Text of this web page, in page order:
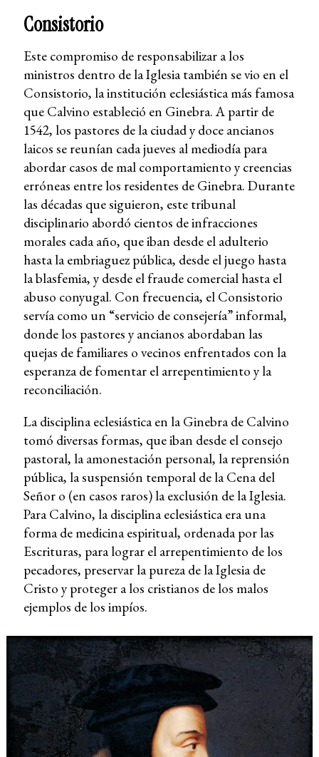
Consistorio
Este compromiso de responsabilizar a los
ministros dentro de la Iglesia también se vio en el
Consistorio, la institución eclesiástica más famosa
que Calvino estableció en Ginebra. A partir de
1542, los pastores de la ciudad y doce ancianos
laicos se reunían cada jueves al mediodía para
abordar casos de mal comportamiento y creencias
erróneas entre los residentes de Ginebra. Durante
las décadas que siguieron, este tribunal
disciplinario abordó cientos de infracciones
morales cada año, que iban desde el adulterio
hasta la embriaguez pública, desde el juego hasta
la blasfemia, y desde el fraude comercial hasta el
abuso conyugal. Con frecuencia, el Consistorio
servía como un “servicio de consejería” informal,
donde los pastores y ancianos abordaban las
quejas de familiares o vecinos enfrentados con la
esperanza de fomentar el arrepentimiento y la
reconciliación.
La disciplina eclesiástica en la Ginebra de Calvino
tomó diversas formas, que iban desde el consejo
pastoral, la amonestación personal, la reprensión
pública, la suspensión temporal de la Cena del
Señor o (en casos raros) la exclusión de la Iglesia.
Para Calvino, la disciplina eclesiástica era una
forma de medicina espiritual, ordenada por las
Escrituras, para lograr el arrepentimiento de los
pecadores, preservar la pureza de la Iglesia de
Cristo y proteger a los cristianos de los malos
ejemplos de los impíos.